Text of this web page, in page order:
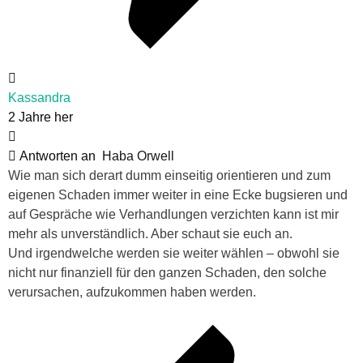
Kassandra
2 Jahre her
Antworten an
Haba Orwell
Wie man sich derart dumm einseitig orientieren und zum
eigenen Schaden immer weiter in eine Ecke bugsieren und
auf Gespräche wie Verhandlungen verzichten kann ist mir
mehr als unverständlich. Aber schaut sie euch an.
Und irgendwelche werden sie weiter wählen – obwohl sie
nicht nur finanziell für den ganzen Schaden, den solche
verursachen, aufzukommen haben werden.